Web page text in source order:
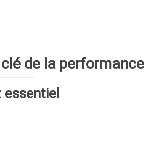
de la performance